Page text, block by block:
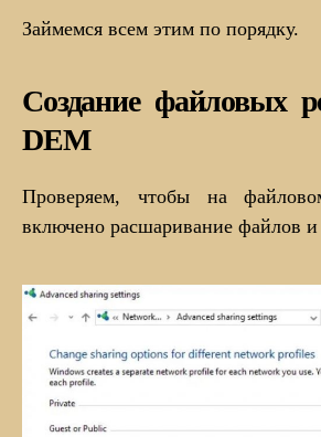
Займемся всем этим по порядку.
Создание файловых
DEM
Проверяем, чтобы на
включено расшаривание файлов